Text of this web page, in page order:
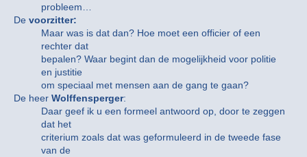
probleem…
De voorzitter:
Maar was is dat dan? Hoe moet een officier of een
rechter dat
bepalen? Waar begint dan de mogelijkheid voor politie
en justitie
om speciaal met mensen aan de gang te gaan?
De heer Wolffensperger:
Daar geef ik u een formeel antwoord op, door te zeggen
dat het
criterium zoals dat was geformuleerd in de tweede fase
van de